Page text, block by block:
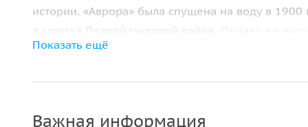
истории. «Аврора» была спущена на воду в 1900
сигналом к началу Октябрьской революции.
Сегодня «Аврора» является музеем и
устроен корабль, и увидите уникальные
Показать ещё
Важная информация